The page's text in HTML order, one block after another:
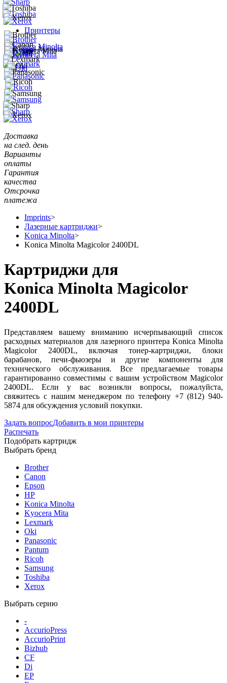
Принтеры
Доставка
на след. день
Варианты
оплаты
Гарантия
качества
Отсрочка
платежа
Imprints>
Лазерные картриджи>
Konica Minolta>
Konica Minolta Magicolor 2400DL
Картриджи для
Konica Minolta Magicolor
2400DL
Представляем вашему вниманию исчерпывающий список
расходных материалов для лазерного принтера Konica Minolta
Magicolor 2400DL, включая тонер-картриджи, блоки
барабанов, печи-фьюзеры и другие компоненты для
технического обслуживания. Все предлагаемые товары
гарантированно совместимы с вашим устройством Magicolor
2400DL. Если у вас возникли вопросы, пожалуйста,
свяжитесь с нашим менеджером по телефону +7 (812) 940-
5874 для обсуждения условий покупки.
Задать вопросДобавить в мои принтеры
Распечать
Подобрать картридж
Выбрать бренд
Brother
Canon
Epson
HP
Konica Minolta
Kyocera Mita
Lexmark
Oki
Panasonic
Pantum
Ricoh
Samsung
Toshiba
Xerox
Выбрать серию
-
AccurioPress
AccurioPrint
Bizhub
CF
Di
EP